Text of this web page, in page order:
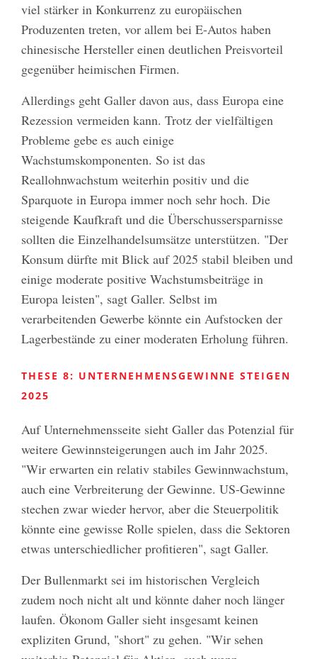
viel stärker in Konkurrenz zu europäischen
Produzenten treten, vor allem bei E-Autos haben
chinesische Hersteller einen deutlichen Preisvorteil
gegenüber heimischen Firmen.
Allerdings geht Galler davon aus, dass Europa eine
Rezession vermeiden kann. Trotz der vielfältigen
Probleme gebe es auch einige
Wachstumskomponenten. So ist das
Reallohnwachstum weiterhin positiv und die
Sparquote in Europa immer noch sehr hoch. Die
steigende Kaufkraft und die Überschussersparnisse
sollten die Einzelhandelsumsätze unterstützen. "Der
Konsum dürfte mit Blick auf 2025 stabil bleiben und
einige moderate positive Wachstumsbeiträge in
Europa leisten", sagt Galler. Selbst im
verarbeitenden Gewerbe könnte ein Aufstocken der
Lagerbestände zu einer moderaten Erholung führen.
THESE 8: UNTERNEHMENSGEWINNE STEIGEN
2025
Auf Unternehmensseite sieht Galler das Potenzial für
weitere Gewinnsteigerungen auch im Jahr 2025.
"Wir erwarten ein relativ stabiles Gewinnwachstum,
auch eine Verbreiterung der Gewinne. US-Gewinne
stechen zwar wieder hervor, aber die Steuerpolitik
könnte eine gewisse Rolle spielen, dass die Sektoren
etwas unterschiedlicher profitieren", sagt Galler.
Der Bullenmarkt sei im historischen Vergleich
zudem noch nicht alt und könnte daher noch länger
laufen. Ökonom Galler sieht insgesamt keinen
expliziten Grund, "short" zu gehen. "Wir sehen